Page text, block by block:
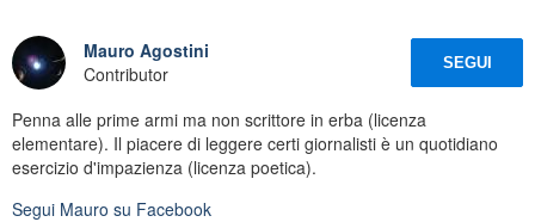
Mauro Agostini
Contributor
SEGUI
Penna alle prime armi ma non scrittore in erba (licenza
elementare). Il piacere di leggere certi giornalisti è un quotidiano
esercizio d'impazienza (licenza poetica).
Segui Mauro su Facebook